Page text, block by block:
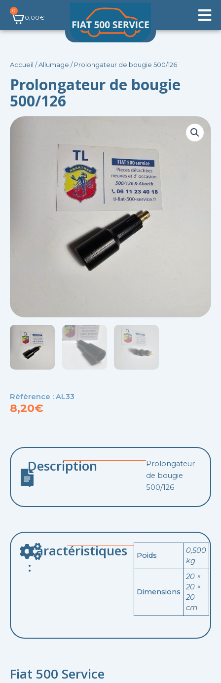
Aller
contenu
0,00€
0
Panier
Accueil /Allumage / Prolongateur de bougie 500/126
Prolongateur de bougie
500/126
Référence : AL33
8,20€
Description
:
Prolongateur
de bougie
500/126
Caractéristiques
:
Poids
0,500
kg
Dimensions
20 ×
20 ×
20
cm
Fiat 500 Service